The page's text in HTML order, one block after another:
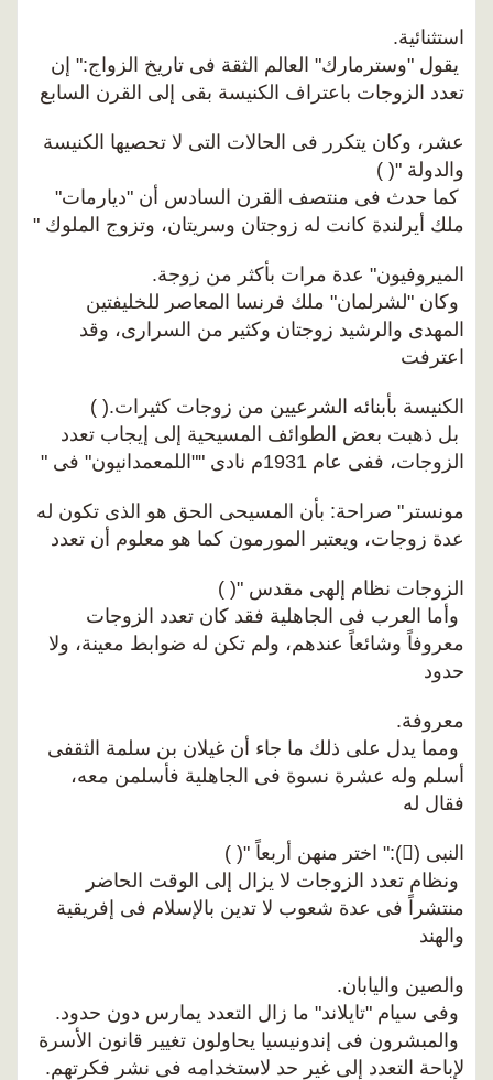
استثنائية.
يقول "وسترمارك" العالم الثقة فى تاريخ الزواج:" إن
تعدد الزوجات باعتراف الكنيسة بقى إلى القرن السابع
عشر، وكان يتكرر فى الحالات التى لا تحصيها الكنيسة
والدولة "( )
كما حدث فى منتصف القرن السادس أن "ديارمات"
ملك أيرلندة كانت له زوجتان وسريتان، وتزوج الملوك "
الميروفيون" عدة مرات بأكثر من زوجة.
وكان "لشرلمان" ملك فرنسا المعاصر للخليفتين
المهدى والرشيد زوجتان وكثير من السرارى، وقد
اعترفت
الكنيسة بأبنائه الشرعيين من زوجات كثيرات.( )
بل ذهبت بعض الطوائف المسيحية إلى إيجاب تعدد
الزوجات، ففى عام 1931م نادى ""اللمعمدانيون" فى "
مونستر" صراحة: بأن المسيحى الحق هو الذى تكون له
عدة زوجات، ويعتبر المورمون كما هو معلوم أن تعدد
الزوجات نظام إلهى مقدس "( )
وأما العرب فى الجاهلية فقد كان تعدد الزوجات
معروفاً وشائعاً عندهم، ولم تكن له ضوابط معينة، ولا
حدود
معروفة.
ومما يدل على ذلك ما جاء أن غيلان بن سلمة الثقفى
أسلم وله عشرة نسوة فى الجاهلية فأسلمن معه،
فقال له
النبى ():" اختر منهن أربعاً "( )
ونظام تعدد الزوجات لا يزال إلى الوقت الحاضر
منتشراً فى عدة شعوب لا تدين بالإسلام فى إفريقية
والهند
والصين واليابان.
وفى سيام "تايلاند" ما زال التعدد يمارس دون حدود.
والمبشرون فى إندونيسيا يحاولون تغيير قانون الأسرة
لإباحة التعدد إلى غير حد لاستخدامه فى نشر فكرتهم.